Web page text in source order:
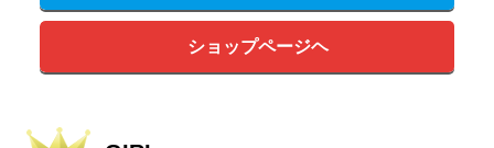
ショップページヘ